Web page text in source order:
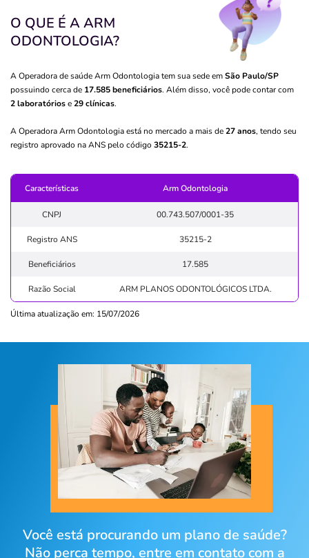
O QUE É A ARM
ODONTOLOGIA?
A Operadora de saúde Arm Odontologia tem sua sede emSão Paulo/SP
possuindo cerca de 17.585 beneficiários. Além disso, você pode contar com
2 laboratóriose29 clínicas.
A Operadora Arm Odontologia está no mercado a mais de27 anos, tendo seu
registro aprovado na ANS pelo código 35215-2.
Características Arm Odontologia
CNPJ 00.743.507/0001-35
Registro ANS 35215-2
Beneficiários 17.585
Razão Social ARM PLANOS ODONTOLÓGICOS LTDA.
Última atualização em: 15/07/2026
Você está procurando um plano de saúde?
Não perca tempo, entre em contato com a